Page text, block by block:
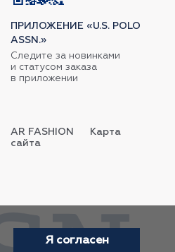
ПРИЛОЖЕНИЕ «U.S. POLO
ASSN.»
Следите за новинками
и статусом заказа
в приложении
AR FASHION
Карта
сайта
Я согласен